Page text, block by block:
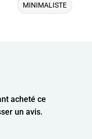
MINIMALISTE
acheté ce
un avis.